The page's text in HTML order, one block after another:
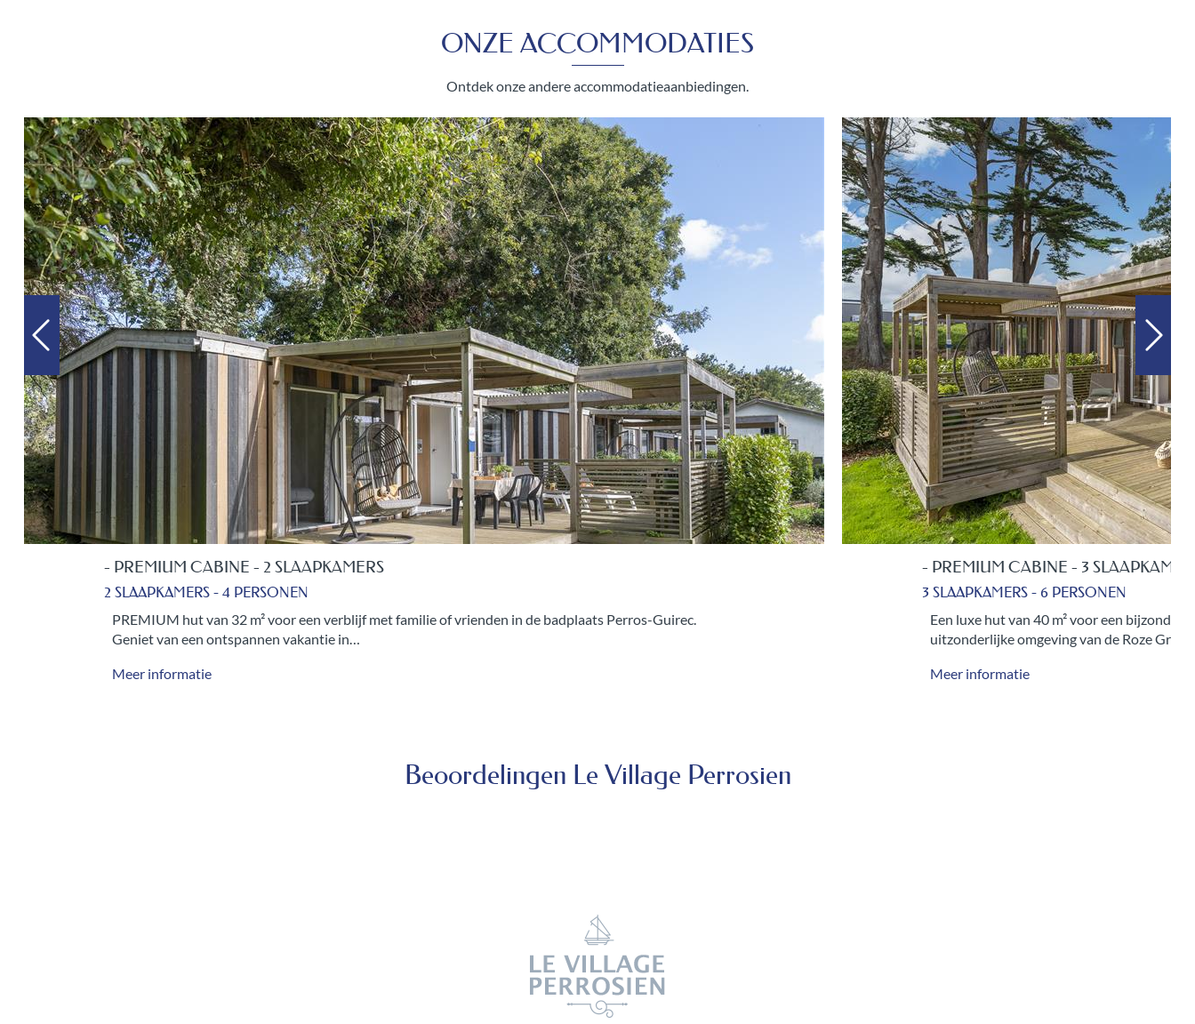
ONZE ACCOMMODATIES
Ontdek onze andere accommodatieaanbiedingen.
een verblijf met familie of vrienden in de badplaats Perros-Guirec.
- PREMIUM CABINE - 3 SLAAPKAMERS
Een luxe hut van 40 m² voor een bijzonder verblijf met familie of vrienden in de
uitzonderlijke omgeving van de Roze Granietkust in…
Beoordelingen Le Village Perrosien